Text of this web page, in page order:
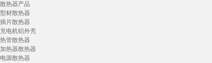
散热器产品
型材散热器
插片散热器
充电机铝外壳
热管散热器
加热器散热器
电源散热器